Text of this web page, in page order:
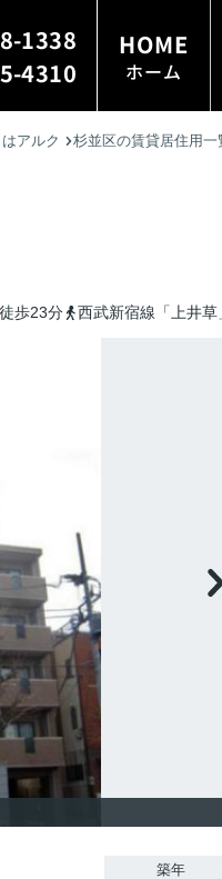
1338
4310
HOME
ホーム
アルク 杉並区の賃貸居住用一
歩23分 西武新宿線「上井
築年